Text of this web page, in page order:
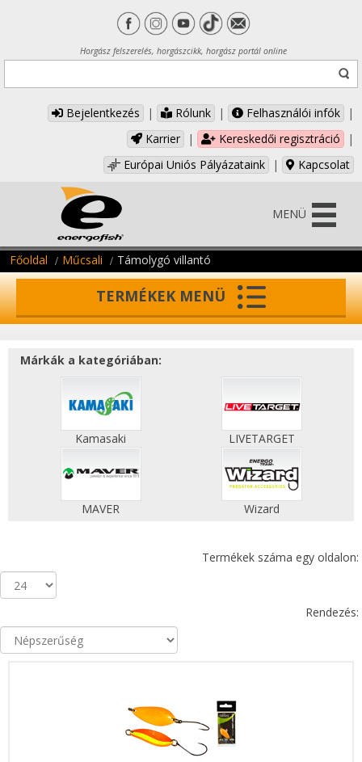
Horgász felszerelés, horgászcikk, horgász portál online
Bejelentkezés | Rólunk | Felhasználói infók
|
Karrier
| Kereskedői regisztráció
|
Európai Uniós Pályázataink
| Kapcsolat
MENÜ
Főoldal Műcsali Támolygó villantó
TERMÉKEK MENÜ
Márkák a kategóriában:
Kamasaki LIVETARGET
MAVER Wizard
Termékek száma egy oldalon:
Rendezés: